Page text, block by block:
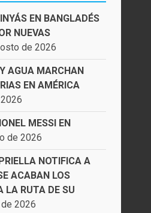
EN BANGLADÉS
NUEVAS
de 2026
AGUA MARCHAN
EN AMÉRICA
MESSI EN
de 2026
NOTIFICA A
ACABAN LOS
LA RUTA DE SU
2026